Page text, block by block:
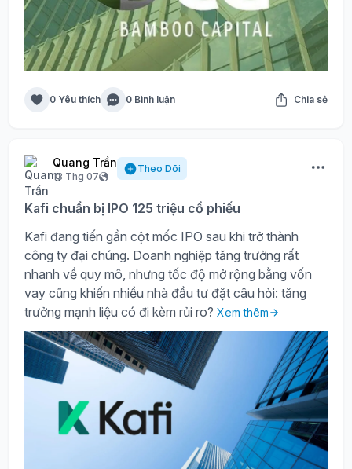
0 Yêu thích 0 Bình luận Chia sẻ
Quang Trần
13 Thg 07
Theo Dõi
Kafi chuẩn bị IPO 125 triệu cổ phiếu
Kafi đang tiến gần cột mốc IPO sau khi trở thành
công ty đại chúng. Doanh nghiệp tăng trưởng rất
nhanh về quy mô, nhưng tốc độ mở rộng bằng vốn
vay cũng khiến nhiều nhà đầu tư đặt câu hỏi: tăng
trưởng mạnh liệu có đi kèm rủi ro? Xem thêm